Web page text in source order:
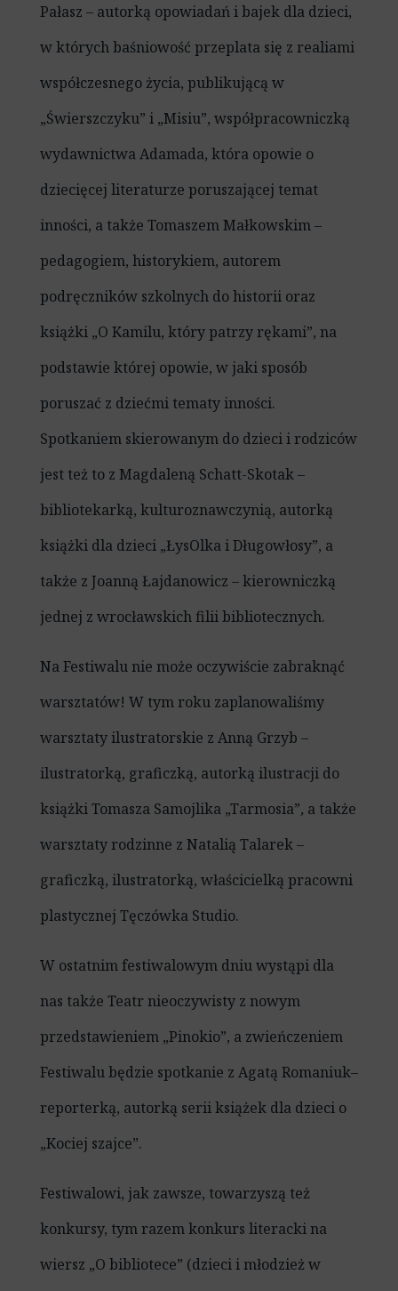
Pałasz – autorką opowiadań i bajek dla dzieci,
w których baśniowość przeplata się z realiami
współczesnego życia, publikującą w
„Świerszczyku” i „Misiu”, współpracowniczką
wydawnictwa Adamada, która opowie o
dziecięcej literaturze poruszającej temat
inności, a także Tomaszem Małkowskim –
pedagogiem, historykiem, autorem
podręczników szkolnych do historii oraz
książki „O Kamilu, który patrzy rękami”, na
podstawie której opowie, w jaki sposób
poruszać z dziećmi tematy inności.
Spotkaniem skierowanym do dzieci i rodziców
jest też to z Magdaleną Schatt-Skotak –
bibliotekarką, kulturoznawczynią, autorką
książki dla dzieci „ŁysOlka i Długowłosy”, a
także z Joanną Łajdanowicz – kierowniczką
jednej z wrocławskich filii bibliotecznych.
Na Festiwalu nie może oczywiście zabraknąć
warsztatów! W tym roku zaplanowaliśmy
warsztaty ilustratorskie z Anną Grzyb –
ilustratorką, graficzką, autorką ilustracji do
książki Tomasza Samojlika „Tarmosia”, a także
warsztaty rodzinne z Natalią Talarek –
graficzką, ilustratorką, właścicielką pracowni
plastycznej Tęczówka Studio.
W ostatnim festiwalowym dniu wystąpi dla
nas także Teatr nieoczywisty z nowym
przedstawieniem „Pinokio”, a zwieńczeniem
Festiwalu będzie spotkanie z Agatą Romaniuk–
reporterką, autorką serii książek dla dzieci o
„Kociej szajce”.
Festiwalowi, jak zawsze, towarzyszą też
konkursy, tym razem konkurs literacki na
wiersz „O bibliotece” (dzieci i młodzież w